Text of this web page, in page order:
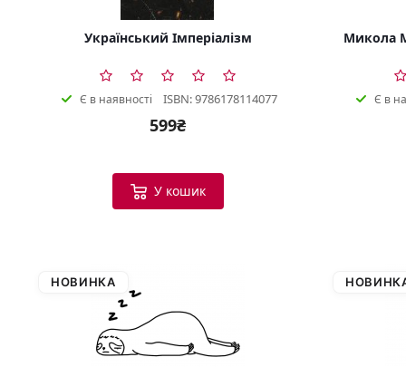
Український Імперіалізм
Є в наявності ISBN: 9786178114077
599₴
У кошик
Микола
Є в
НОВИНКА